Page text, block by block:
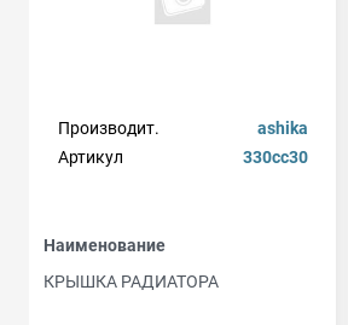
Производит.
ashika
Артикул
330cc30
Наименование
КРЫШКА РАДИАТОРА